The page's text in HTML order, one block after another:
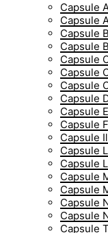
Capsule
Capsule
Capsule
Capsule
Capsule
Capsule
Capsule
Capsule
Capsule
Capsule
Capsule
Capsule
Capsule
Capsule
Capsule
Capsule
Capsule
Capsule